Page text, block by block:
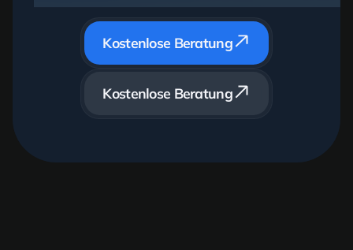
Kostenlose Beratung
Kostenlose Beratung